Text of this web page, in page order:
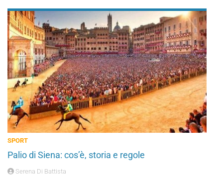
SPORT
Palio di Siena: cos’è, storia e regole
Serena Di Battista